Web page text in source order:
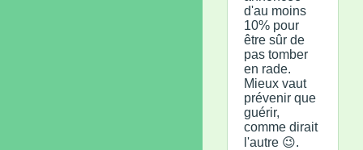
d'au moins
10% pour
être sûr de
pas tomber
en rade.
Mieux vaut
prévenir que
guérir,
comme dirait
l'autre 😉.